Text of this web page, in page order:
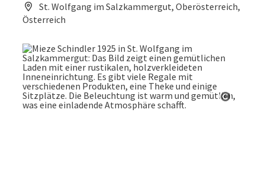
St. Wolfgang im Salzkammergut, Oberösterreich,
Österreich